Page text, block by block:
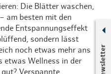
Newsletter
Die Blätter waschen,
am besten mit den
Entspannungseffekt
sondern lässt
noch etwas mehr ans
etwas Wellness in der
Verspannte